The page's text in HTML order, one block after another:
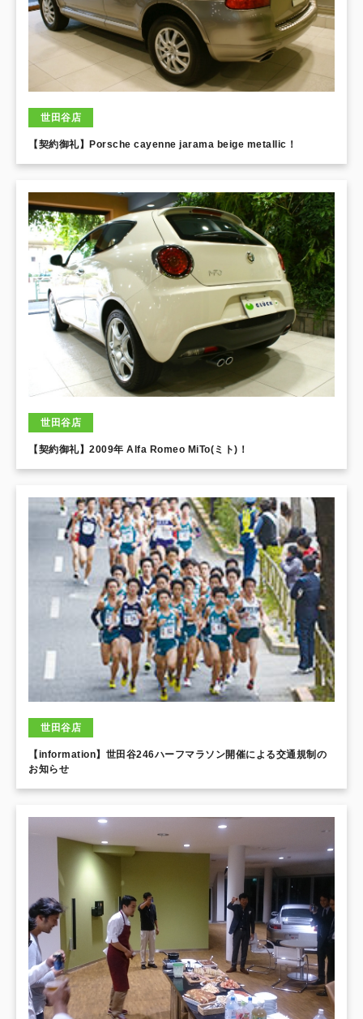
世田谷店
【契約御礼】Porsche cayenne jarama beige metallic！
世田谷店
【契約御礼】2009年 Alfa Romeo MiTo(ミト)！
世田谷店
【information】世田谷246ハーフマラソン開催による交通規制の
お知らせ